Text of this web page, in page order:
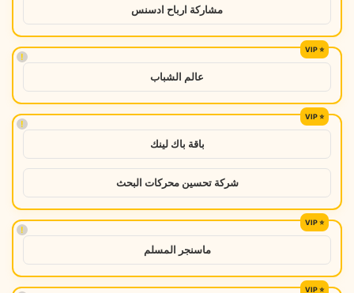
مشاركة ارباح ادسنس
!
عالم الشباب
!
باقة باك لينك
شركة تحسين محركات البحث
!
ماسنجر المسلم